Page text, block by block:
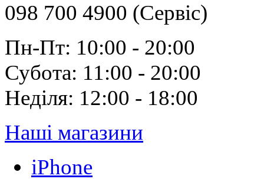
098 700 4900 (Сервіс)
Пн-Пт: 10:00 - 20:00
Субота: 11:00 - 20:00
Неділя: 12:00 - 18:00
Наші магазини
iPhone